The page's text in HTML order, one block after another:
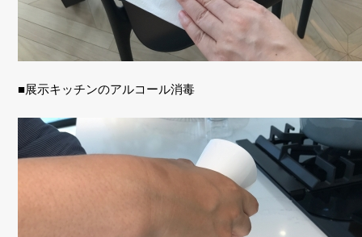
■展示キッチンのアルコール消毒